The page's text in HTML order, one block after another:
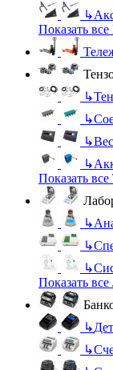
↳
Показать
↳
↳
↳
↳
Показать
↳
↳
↳
Показать
↳
↳